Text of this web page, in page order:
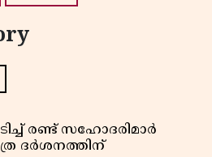
രണ്ട് സഹോദരിമാർ
ദർശനത്തിന്